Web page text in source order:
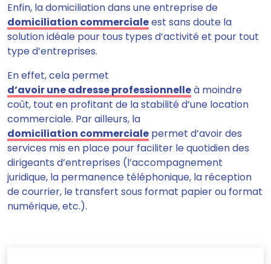
Enfin, la domiciliation dans une entreprise de
domiciliation commercialeest sans doute la
solution idéale pour tous types d’activité et pour tout
type d’entreprises.
En effet, cela permet
d’avoir une adresse professionnelleà moindre
coût, tout en profitant de la stabilité d’une location
commerciale. Par ailleurs, la
domiciliation commerciale permet d’avoir des
services mis en place pour faciliter le quotidien des
dirigeants d’entreprises (l’accompagnement
juridique, la permanence téléphonique, la réception
de courrier, le transfert sous format papier ou format
numérique, etc.).